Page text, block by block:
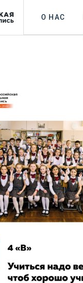
О НАС